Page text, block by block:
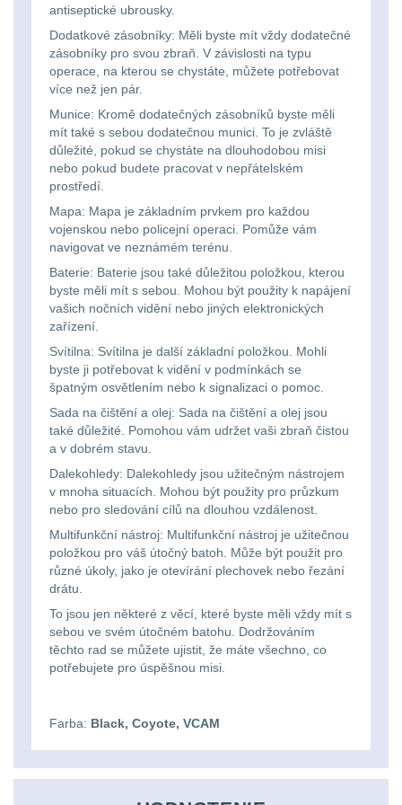
Lovecké
svítilny
Nabíjacie
baterky
Svietidlá
magnetom
Svietidlá
CRI≥90
Laserové
značkovače
Držiaky
príslušenstvo
Nabíjačky
akumulátorů
Náhradné
Přepravne tašky na
zbraně39
Hydratační vaky
Pouzdra a Kapsy614
Organizéry
Na opasek136
Na láhev43
Na zasobniky157
Odhazováky39
Na lékárničku
Na elektroniku64
Puzdrá na mapy24
Na stehno30
Na suchý zip95
Na svítilny2
Na zbraň33
Na granáty12
antiseptické ubrousky.
Dodatkové zásobníky: Měli byste mít vždy dodatečné
zásobníky pro svou zbraň. V závislosti na typu
operace, na kterou se chystáte, můžete potřebovat
více než jen pár.
Munice: Kromě dodatečných zásobníků byste měli
mít také s sebou dodatečnou munici. To je zvláště
důležité, pokud se chystáte na dlouhodobou misi
nebo pokud budete pracovat v nepřátelském
prostředí.
Mapa: Mapa je základním prvkem pro každou
vojenskou nebo policejní operaci. Pomůže vám
navigovat ve neznámém terénu.
Baterie: Baterie jsou také důležitou položkou, kterou
byste měli mít s sebou. Mohou být použity k napájení
vašich nočních vidění nebo jiných elektronických
zařízení.
Svítilna: Svítilna je další základní položkou. Mohli
byste ji potřebovat k vidění v podmínkách se
špatným osvětlením nebo k signalizaci o pomoc.
Sada na čištění a olej: Sada na čištění a olej jsou
také důležité. Pomohou vám udržet vaši zbraň čistou
a v dobrém stavu.
Dalekohledy: Dalekohledy jsou užitečným nástrojem
v mnoha situacích. Mohou být použity pro průzkum
nebo pro sledování cílů na dlouhou vzdálenost.
Multifunkční nástroj: Multifunkční nástroj je užitečnou
položkou pro váš útočný batoh. Může být použit pro
různé úkoly, jako je otevírání plechovek nebo řezání
drátu.
To jsou jen některé z věcí, které byste měli vždy mít s
sebou ve svém útočném batohu. Dodržováním
těchto rad se můžete ujistit, že máte všechno, co
potřebujete pro úspěšnou misi.
Farba: Black, Coyote, VCAM